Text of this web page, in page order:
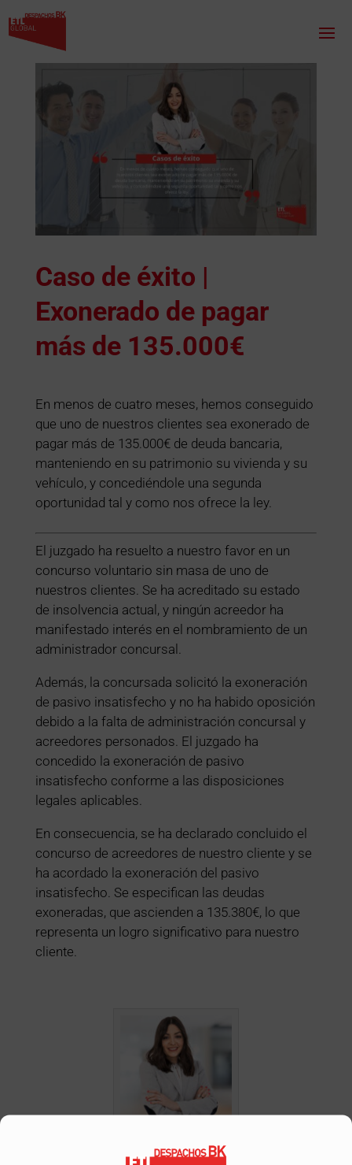
Caso de éxito |
Exonerado de pagar
más de 135.000€
En menos de cuatro meses, hemos conseguido
que uno de nuestros clientes sea exonerado de
pagar más de 135.000€ de deuda bancaria,
manteniendo en su patrimonio su vivienda y su
vehículo, y concediéndole una segunda
oportunidad tal y como nos ofrece la ley.
El juzgado ha resuelto a nuestro favor en un
concurso voluntario sin masa de uno de
nuestros clientes. Se ha acreditado su estado
de insolvencia actual, y ningún acreedor ha
manifestado interés en el nombramiento de un
administrador concursal.
Además, la concursada solicitó la exoneración
de pasivo insatisfecho y no ha habido oposición
debido a la falta de administración concursal y
acreedores personados. El juzgado ha
concedido la exoneración de pasivo
insatisfecho conforme a las disposiciones
legales aplicables.
En consecuencia, se ha declarado concluido el
concurso de acreedores de nuestro cliente y se
ha acordado la exoneración del pasivo
insatisfecho. Se especifican las deudas
exoneradas, que ascienden a 135.380€, lo que
representa un logro significativo para nuestro
cliente.
Fernandez, Abogada en